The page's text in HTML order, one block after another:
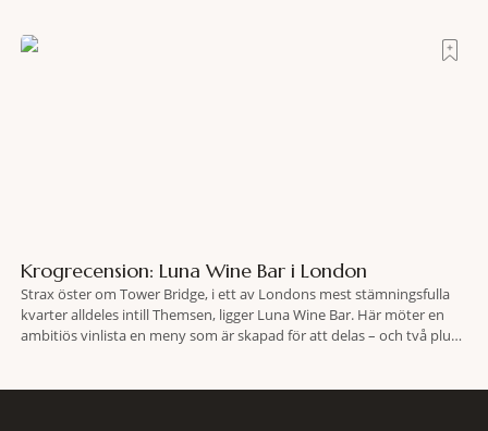
lokaliserades den 2 juni i år med hjälp
Krogrecension: Luna Wine Bar i London
Strax öster om Tower Bridge, i ett av Londons mest stämningsfulla
kvarter alldeles intill Themsen, ligger Luna Wine Bar. Här möter en
ambitiös vinlista en meny som är skapad för att delas – och två plus